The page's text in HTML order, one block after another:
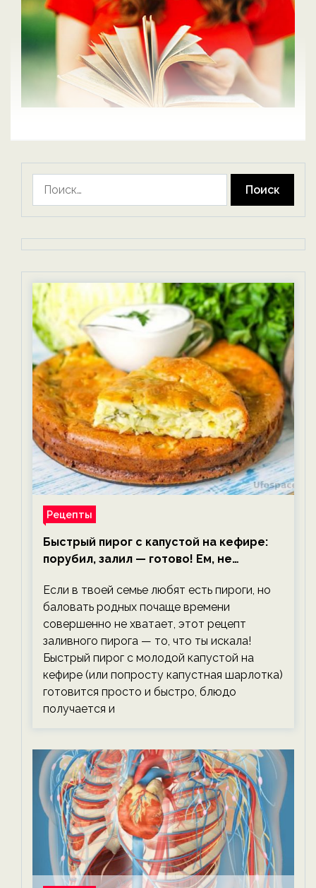
Рецепты
Быстрый пирог с капустой на кефире:
порубил, залил — готово! Ем, не
Если в твоей семье любят есть пироги, но
баловать родных почаще времени
совершенно не хватает, этот рецепт
заливного пирога — то, что ты искала!
Быстрый пирог с молодой капустой на
кефире (или попросту капустная шарлотка)
готовится просто и быстро, блюдо
получается и